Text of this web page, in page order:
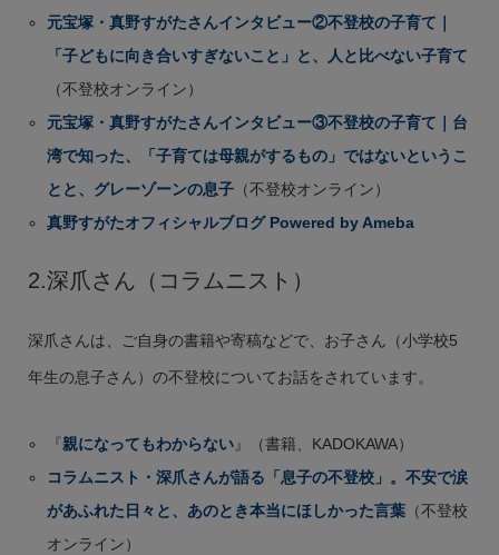
元宝塚・真野すがたさんインタビュー②不登校の子育て｜
「子どもに向き合いすぎないこと」と、人と比べない子育て
（不登校オンライン）
元宝塚・真野すがたさんインタビュー③不登校の子育て｜台
湾で知った、「子育ては母親がするもの」ではないというこ
とと、グレーゾーンの息子 （不登校オンライン）
真野すがたオフィシャルブログ Powered by Ameba
2.深爪さん（コラムニスト）
深爪さんは、ご自身の書籍や寄稿などで、お子さん（小学校5
年生の息子さん）の不登校についてお話をされています。
『親になってもわからない 』（書籍、KADOKAWA）
コラムニスト・深爪さんが語る「息子の不登校」。不安で涙
があふれた日々と、あのとき本当にほしかった言葉 （不登校
オンライン）